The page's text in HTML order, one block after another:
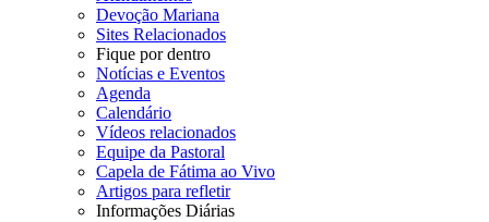
Devoção Mariana
Sites Relacionados
Fique por dentro
Notícias e Eventos
Agenda
Calendário
Vídeos relacionados
Equipe da Pastoral
Capela de Fátima ao Vivo
Artigos para refletir
Informações Diárias